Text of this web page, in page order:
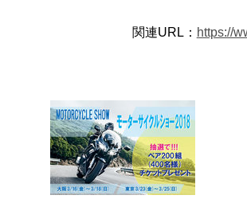
関連URL： https://